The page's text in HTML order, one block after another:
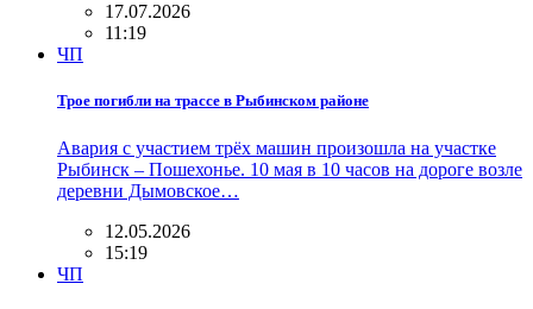
17.07.2026
11:19
ЧП
Трое погибли на трассе в Рыбинском районе
Авария с участием трёх машин произошла на участке
Рыбинск – Пошехонье. 10 мая в 10 часов на дороге возле
деревни Дымовское…
12.05.2026
15:19
ЧП